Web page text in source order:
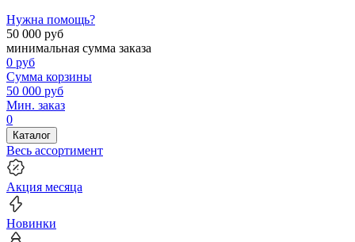
Нужна помощь?
50 000 руб
минимальная сумма заказа
0 руб
Сумма корзины
50 000 руб
Мин. заказ
0
Каталог
Весь ассортимент
Акция месяца
Новинки